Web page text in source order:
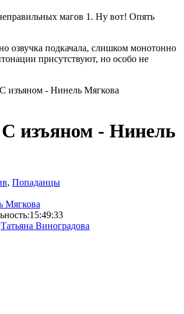
магов 1. Ну вот! Опять
озвучка подкачала, слишком монотонно
присутствуют, но особо не
изъяном - Нинель Мягкова
изъяном - Нинель
, Попаданцы
Мягкова
15:49:33
Татьяна Виноградова